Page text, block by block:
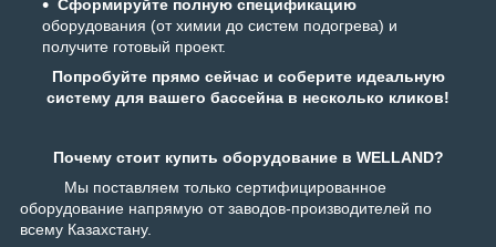
Сформируйте полную спецификацию
оборудования (от химии до систем подогрева) и
получите готовый проект.
Попробуйте прямо сейчас и соберите идеальную
систему для вашего бассейна в несколько кликов!
Почему стоит купить оборудование в WELLAND?
Мы поставляем только сертифицированное
оборудование напрямую от заводов-производителей по
всему Казахстану.